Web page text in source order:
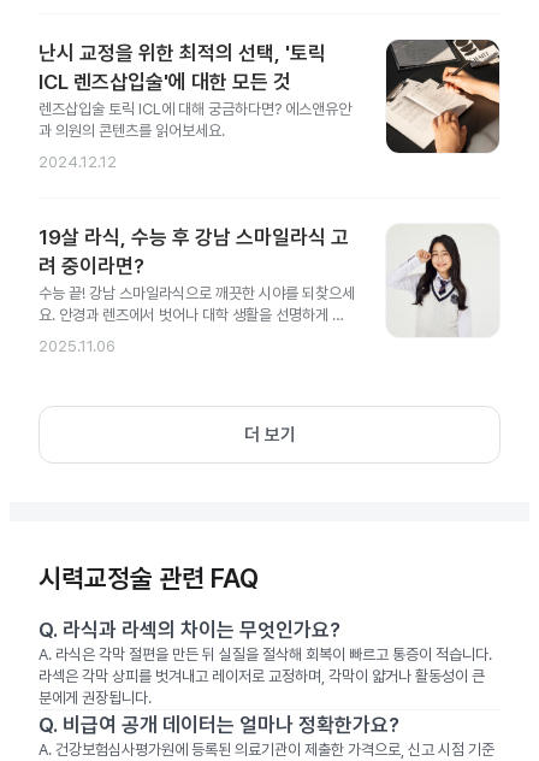
난시 교정을 위한 최적의 선택, '토릭
ICL 렌즈삽입술'에 대한 모든 것
렌즈삽입술 토릭 ICL에 대해 궁금하다면? 에스앤유안
과 의원의 콘텐츠를 읽어보세요.
2024.12.12
19살 라식, 수능 후 강남 스마일라식 고
려 중이라면?
수능 끝! 강남 스마일라식으로 깨끗한 시야를 되찾으세
요. 안경과 렌즈에서 벗어나 대학 생활을 선명하게 시
작해 보세요.
2025.11.06
더 보기
시력교정술 관련 FAQ
Q. 라식과 라섹의 차이는 무엇인가요?
A. 라식은 각막 절편을 만든 뒤 실질을 절삭해 회복이 빠르고 통증이 적습니다.
라섹은 각막 상피를 벗겨내고 레이저로 교정하며, 각막이 얇거나 활동성이 큰
분에게 권장됩니다.
Q. 비급여 공개 데이터는 얼마나 정확한가요?
A. 건강보험심사평가원에 등록된 의료기관이 제출한 가격으로, 신고 시점 기준